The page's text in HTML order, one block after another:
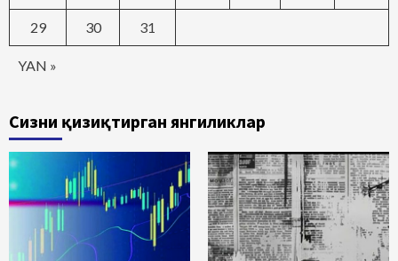
YAN »
29 30 31
Сизни қизиқтирган янгиликлар